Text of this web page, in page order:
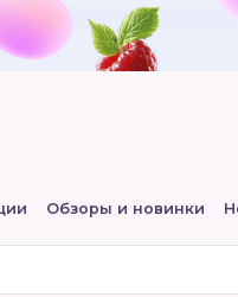
Обзоры и новинки